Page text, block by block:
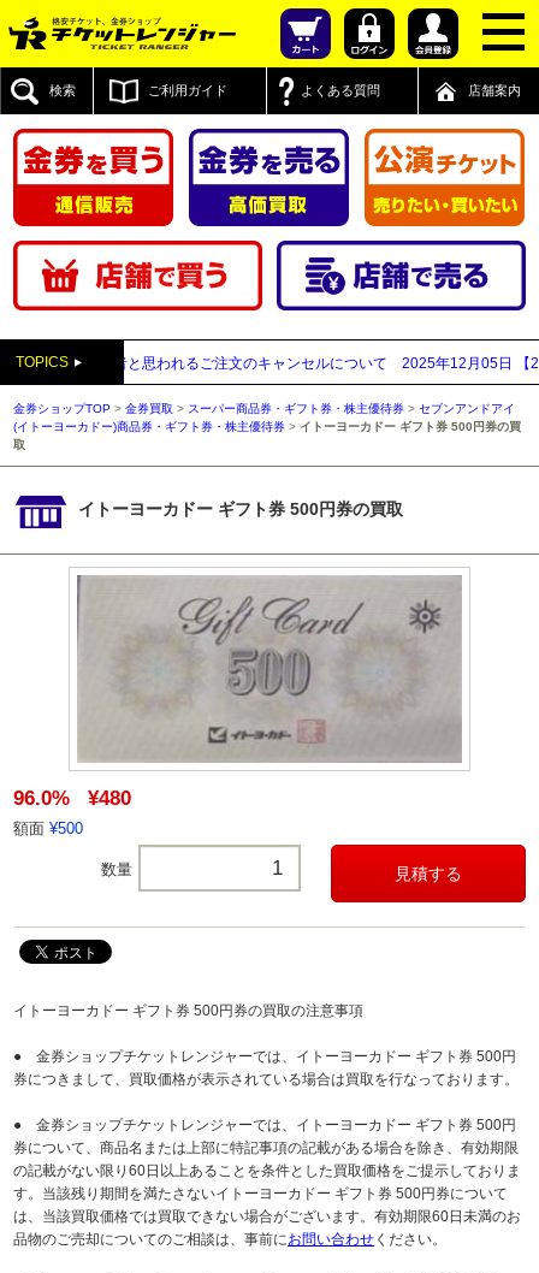
検索 ご利用ガイド よくある質問 店舗案内
TOPICS
い買取業者と思われるご注文のキャンセルについて 2025年12月05日 【2025年
金券ショップTOP >金券買取 > スーパー商品券・ギフト券・株主優待券 >セブンアンドアイ
(イトーヨーカドー)商品券・ギフト券・株主優待券 > イトーヨーカドー ギフト券 500円券の買
取
イトーヨーカドー ギフト券 500円券の買取
96.0% ¥480
額面 ¥500
数量
イトーヨーカドー ギフト券 500円券の買取の注意事項
● 金券ショップチケットレンジャーでは、イトーヨーカドー ギフト券 500円
券につきまして、買取価格が表示されている場合は買取を行なっております。
● 金券ショップチケットレンジャーでは、イトーヨーカドー ギフト券 500円
券について、商品名または上部に特記事項の記載がある場合を除き、有効期限
の記載がない限り60日以上あることを条件とした買取価格をご提示しておりま
す。当該残り期間を満たさないイトーヨーカドー ギフト券 500円券について
は、当該買取価格では買取できない場合がございます。有効期限60日未満のお
品物のご売却についてのご相談は、事前にお問い合わせ ください。